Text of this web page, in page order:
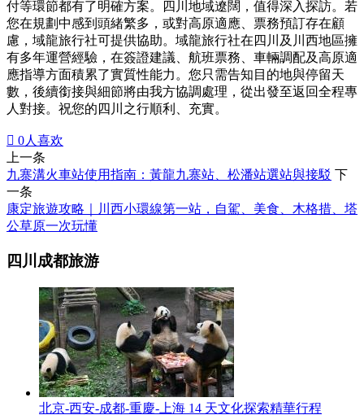
付等環節都有了明確方案。四川地域遼闊，值得深入探訪。若
您在規劃中感到頭緒繁多，或對高原適應、票務預訂存在顧
慮，域龍旅行社可提供協助。域龍旅行社在四川及川西地區擁
有多年運營經驗，在簽證建議、航班票務、車輛調配及高原適
應指導方面積累了實質性能力。您只需告知目的地與停留天
數，後續銜接與細節將由我方協調處理，從出發至返回全程專
人對接。祝您的四川之行順利、充實。
 0人喜欢
上一条
九寨溝火車站使用指南：黃龍九寨站、松潘站選站與接駁 下
一条
康定旅遊攻略｜川西小環線第一站，自駕、美食、木格措、塔
公草原一次玩懂
四川成都旅游
北京-西安-成都-重慶-上海 14 天文化探索精華行程